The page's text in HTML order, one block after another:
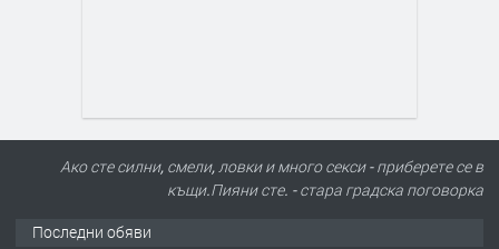
Ако сте силни, смели, ловки и много секси - приберете се в
къщи.Пияни сте. - стара градска поговорка
Последни обяви